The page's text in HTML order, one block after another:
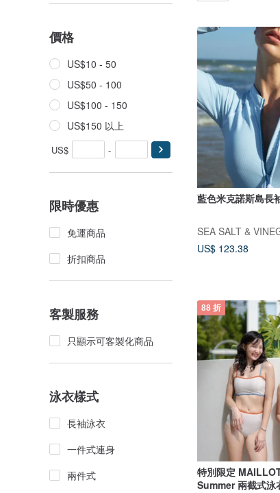
價格
US$10 - 50
US$50 - 100
US$100 - 150
US$150 以上
US$ -
限時優惠
免運商品
折扣商品
客製服務
只顯示可客製化商品
泳衣樣式
長袖泳衣
一件式連身
兩件式
藍色米克諾斯島長
SEA SALT &
US$ 123.38
88 折
特別限定
Summer 兩截式泳